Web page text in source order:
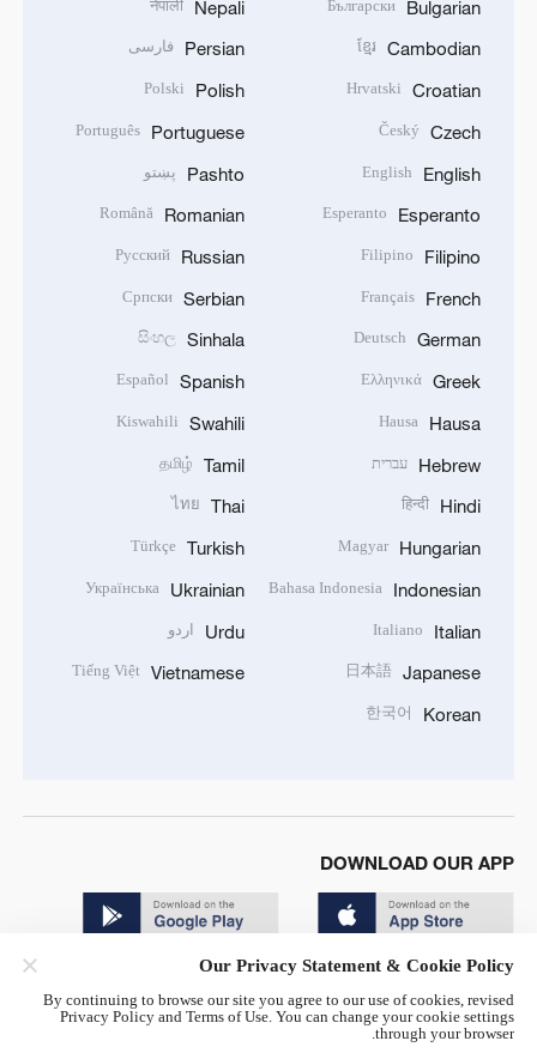
Bulgarian
Български
Cambodian
ខ្មែរ
Croatian
Hrvatski
Czech
Český
English
English
Esperanto
Esperanto
Filipino
Filipino
French
Français
German
Deutsch
Greek
Ελληνικά
Hausa
Hausa
Hebrew עברית
Hindi
हिन्दी
Hungarian
Magyar
Indonesian
Bahasa Indonesia
Italian
Italiano
Japanese
日本語
Korean
한국어
Nepali
नेपाली
Persian فارسی
Polish
Polski
Portuguese
Português
Pashto پښتو
Romanian
Română
Russian
Русский
Serbian
Српски
Sinhala
සිංහල
Spanish
Español
Swahili
Kiswahili
Tamil
தமிழ்
Thai
ไทย
Turkish
Türkçe
Ukrainian
Українська
Urdu اردو
Vietnamese
Tiếng Việt
DOWNLOAD OUR APP
© China Radio International.CRI. All Rights Reserved. 16A
Our Privacy Statement & Cookie Policy
By continuing to browse our site you agree to our use of cookies, revised
Privacy Policy and Terms of Use. You can change your cookie settings
through your browser.